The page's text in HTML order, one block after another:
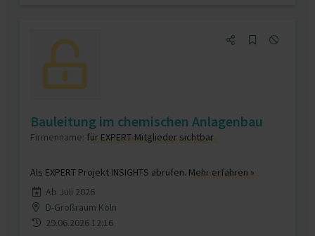
Bauleitung im chemischen Anlagenbau
Firmenname: für EXPERT-Mitglieder sichtbar
Als EXPERT Projekt INSIGHTS abrufen. Mehr erfahren »
Ab Juli 2026
D-Großraum Köln
29.06.2026 12:16